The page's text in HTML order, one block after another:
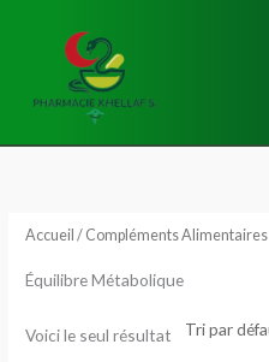
Accueil / Compléments Alimentaires
Équilibre Métabolique
Voici le seul résultat